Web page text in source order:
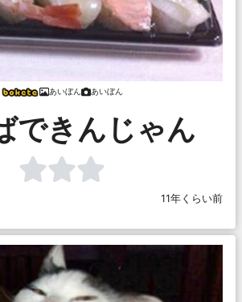
あいぼん あいぼん
できんじゃん
11年くらい前